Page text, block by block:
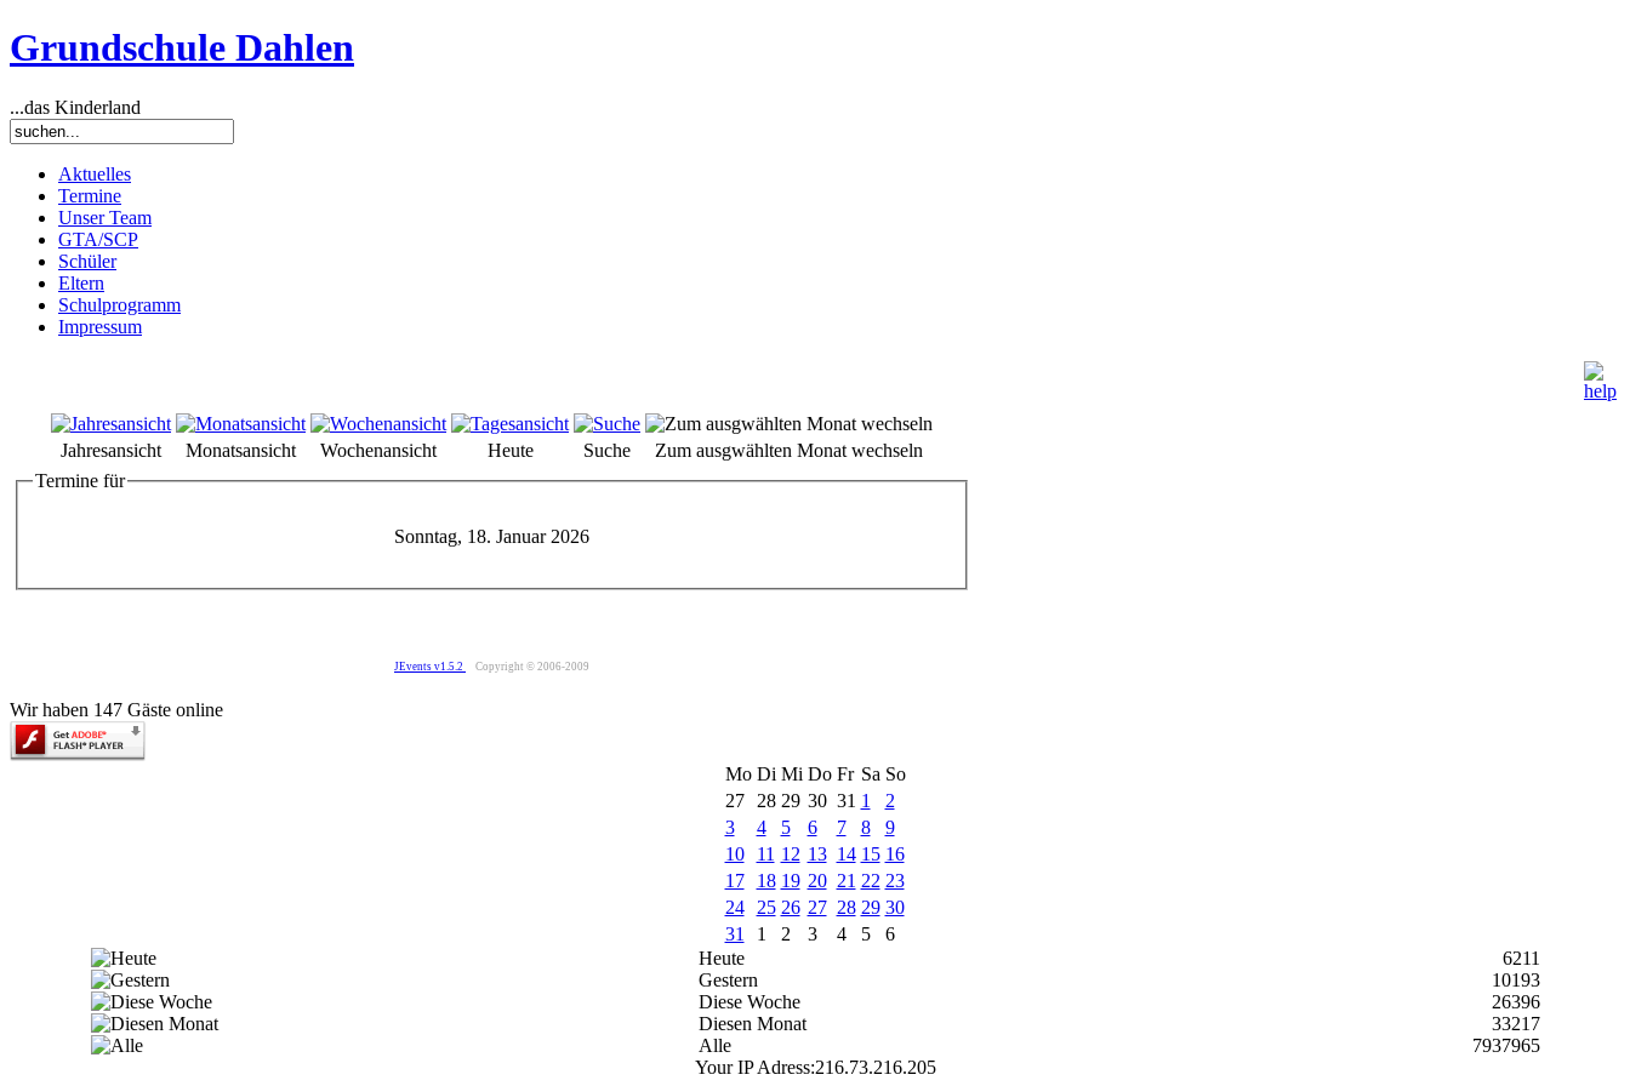
Grundschule Dahlen
...das Kinderland
Aktuelles
Termine
Unser Team
GTA/SCP
Schüler
Eltern
Schulprogramm
Impressum
Jahresansicht Monatsansicht Wochenansicht Heute Suche
Zum ausgwählten Monat wechseln
Termine für
Sonntag, 18. Januar 2026
JEvents v1.5.2 Copyright © 2006-2009
Wir haben 147 Gäste online
Mo Di Mi Do Fr Sa So
27
28 29 30 31 1
2
3
4 5 6 7 8
9
10
11 12 13 14 15 16
17
18 19 20 21 22 23
24
25 26 27 28 29 30
31
1 2 3 4 5
6
Heute
6211
Gestern
10193
Diese Woche
26396
Diesen Monat
33217
Alle
7937965
Your IP Adress:216.73.216.205